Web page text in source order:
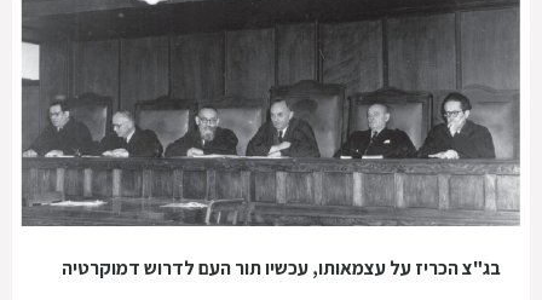
בג"צ הכריז על עצמאותו, עכשיו תור העם לדרוש דמוקרטיה